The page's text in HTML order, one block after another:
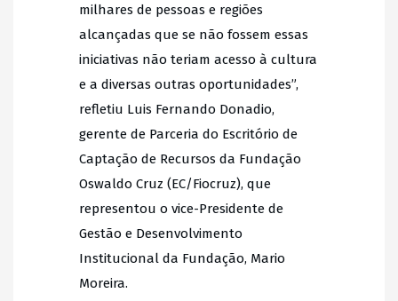
milhares de pessoas e regiões
alcançadas que se não fossem essas
iniciativas não teriam acesso à cultura
e a diversas outras oportunidades”,
refletiu Luis Fernando Donadio,
gerente de Parceria do Escritório de
Captação de Recursos da Fundação
Oswaldo Cruz (EC/Fiocruz), que
representou o vice-Presidente de
Gestão e Desenvolvimento
Institucional da Fundação, Mario
Moreira.